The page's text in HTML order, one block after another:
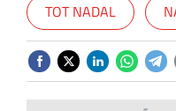
TOT NADAL